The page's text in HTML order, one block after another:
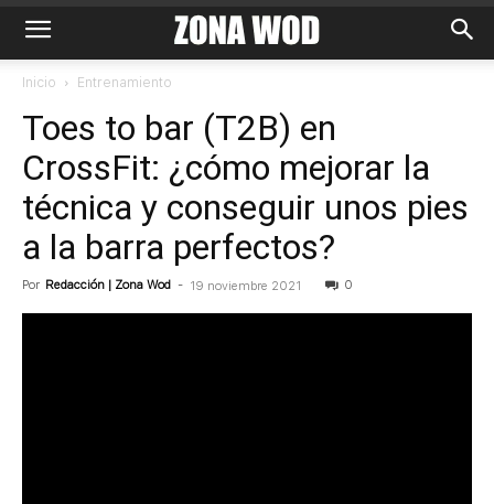
Inicio Entrenamiento
Toes to bar (T2B) en
CrossFit: ¿cómo mejorar la
técnica y conseguir unos pies
a la barra perfectos?
Por Redacción | Zona Wod - 19 noviembre 2021 0